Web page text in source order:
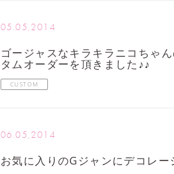
05.05,2014
ゴージャスなキラキラニコちゃ
タムオーダーを頂きました♪♪
CUSTOM
06.05,2014
お気に入りのGジャンにデコレ